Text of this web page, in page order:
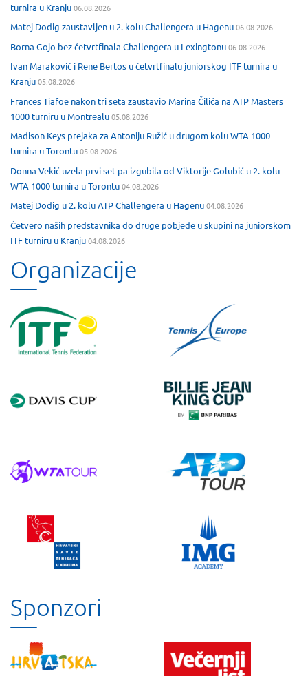
turnira u Kranju06.08.2026
Matej Dodig zaustavljen u 2. kolu Challengera u Hagenu06.08.2026
Borna Gojo bez četvrtfinala Challengera u Lexingtonu06.08.2026
Ivan Maraković i Rene Bertos u četvrtfinalu juniorskog ITF turnira u
Kranju05.08.2026
Frances Tiafoe nakon tri seta zaustavio Marina Čilića na ATP Masters
1000 turniru u Montrealu05.08.2026
Madison Keys prejaka za Antoniju Ružić u drugom kolu WTA 1000
turnira u Torontu05.08.2026
Donna Vekić uzela prvi set pa izgubila od Viktorije Golubić u 2. kolu
WTA 1000 turnira u Torontu04.08.2026
Matej Dodig u 2. kolu ATP Challengera u Hagenu04.08.2026
Četvero naših predstavnika do druge pobjede u skupini na juniorskom
ITF turniru u Kranju04.08.2026
Organizacije
Sponzori